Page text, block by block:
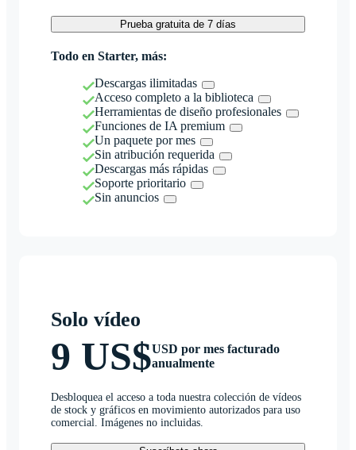
Prueba gratuita de 7 días
Todo en Starter, más:
Descargas ilimitadas
Acceso completo a la biblioteca
Herramientas de diseño profesionales
Funciones de IA premium
Un paquete por mes
Sin atribución requerida
Descargas más rápidas
Soporte prioritario
Sin anuncios
Solo vídeo
9 US$USD por mes facturado
anualmente
Desbloquea el acceso a toda nuestra colección de vídeos
de stock y gráficos en movimiento autorizados para uso
comercial. Imágenes no incluidas.